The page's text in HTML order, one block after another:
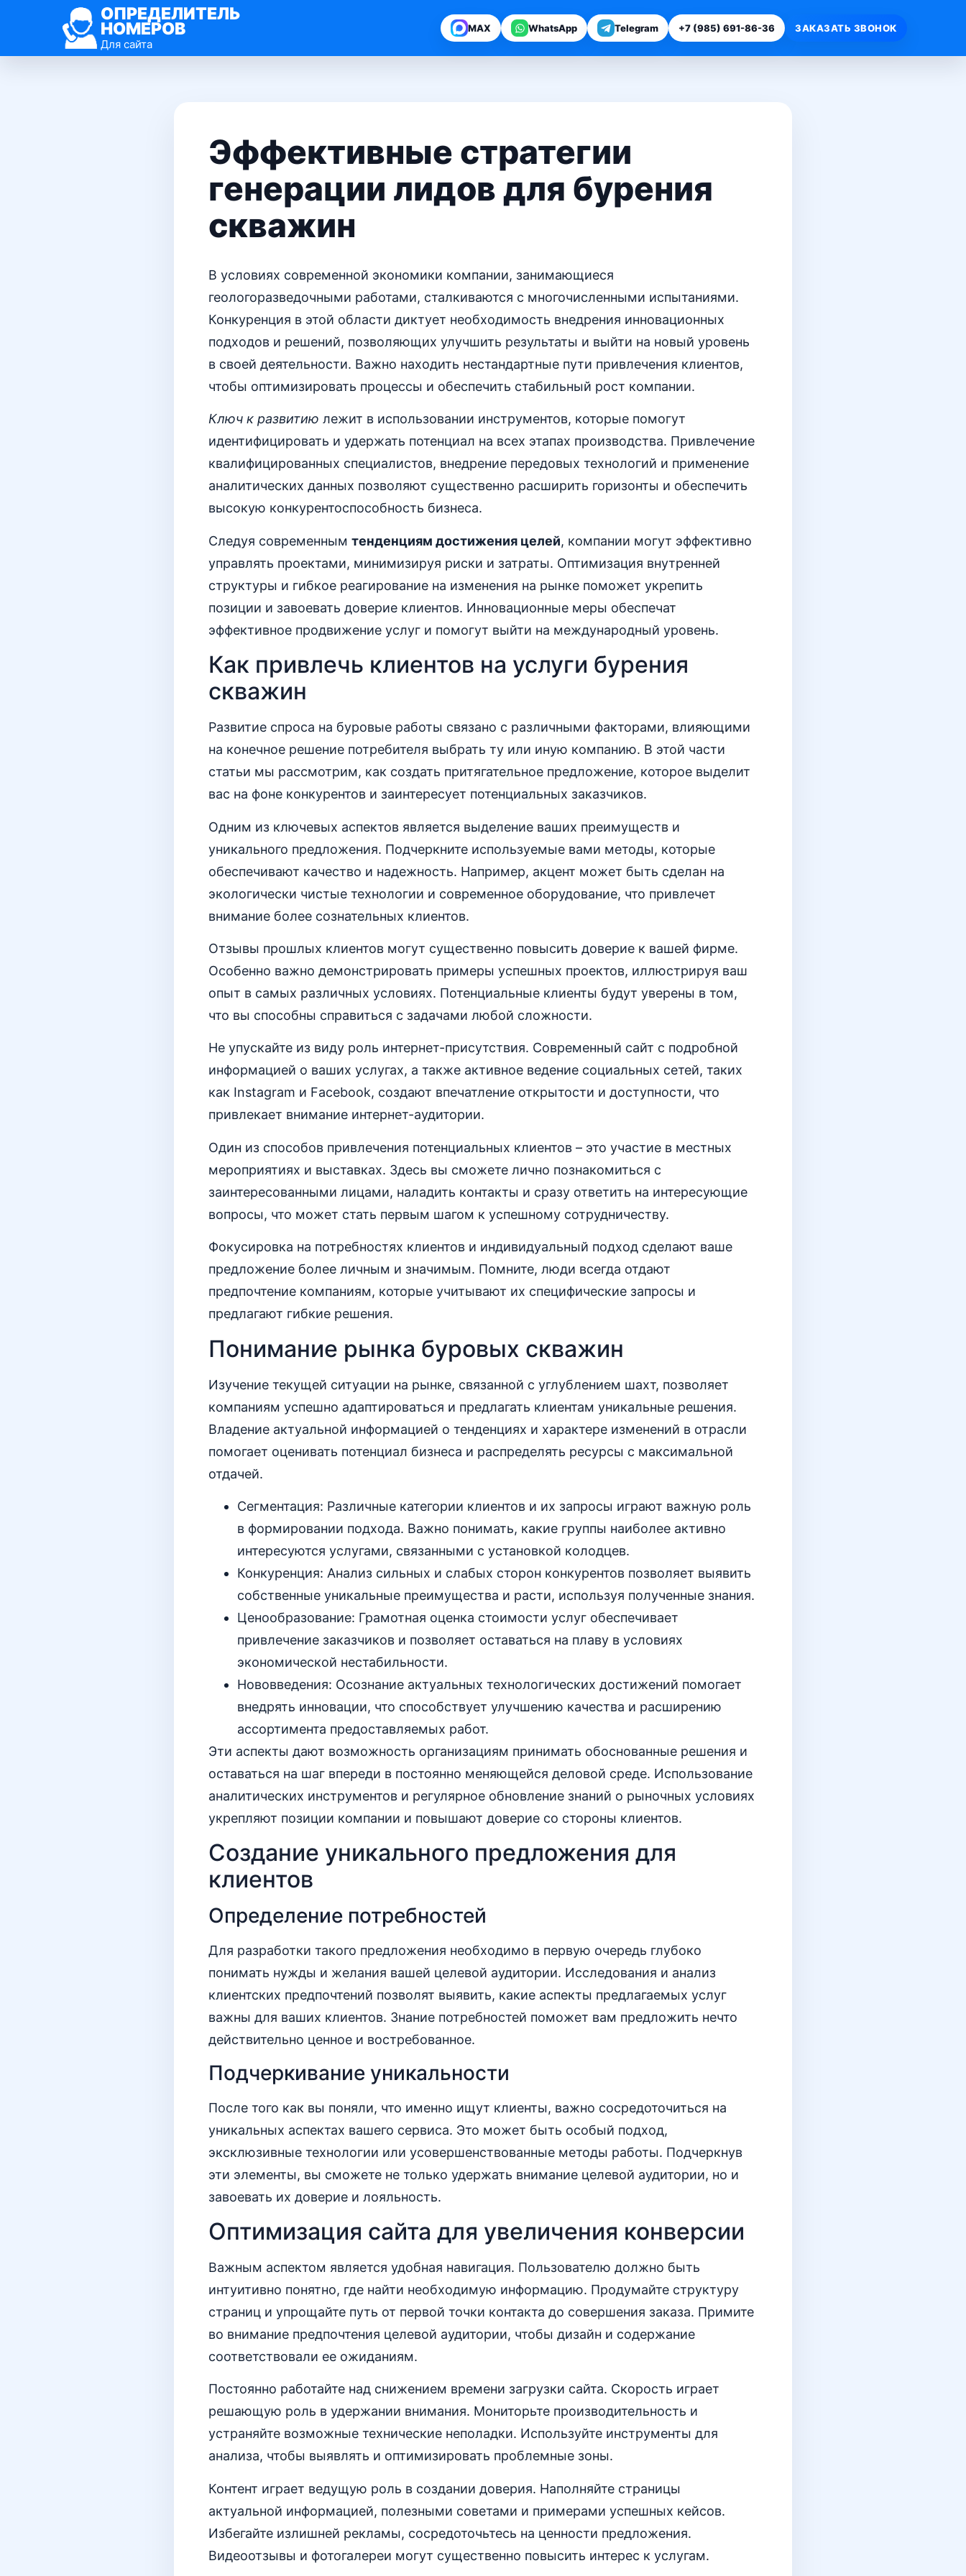
ОПРЕДЕЛИТЕЛЬ
НОМЕРОВ
Для сайта
MAX WhatsApp Telegram +7 (985) 691-86-36 ЗАКАЗАТЬ ЗВОНОК
Эффективные стратегии
генерации лидов для бурения
скважин
В условиях современной экономики компании, занимающиеся
геологоразведочными работами, сталкиваются с многочисленными испытаниями.
Конкуренция в этой области диктует необходимость внедрения инновационных
подходов и решений, позволяющих улучшить результаты и выйти на новый уровень
в своей деятельности. Важно находить нестандартные пути привлечения клиентов,
чтобы оптимизировать процессы и обеспечить стабильный рост компании.
Ключ к развитию лежит в использовании инструментов, которые помогут
идентифицировать и удержать потенциал на всех этапах производства. Привлечение
квалифицированных специалистов, внедрение передовых технологий и применение
аналитических данных позволяют существенно расширить горизонты и обеспечить
высокую конкурентоспособность бизнеса.
Следуя современным тенденциям достижения целей, компании могут эффективно
управлять проектами, минимизируя риски и затраты. Оптимизация внутренней
структуры и гибкое реагирование на изменения на рынке поможет укрепить
позиции и завоевать доверие клиентов. Инновационные меры обеспечат
эффективное продвижение услуг и помогут выйти на международный уровень.
Как привлечь клиентов на услуги бурения
скважин
Развитие спроса на буровые работы связано с различными факторами, влияющими
на конечное решение потребителя выбрать ту или иную компанию. В этой части
статьи мы рассмотрим, как создать притягательное предложение, которое выделит
вас на фоне конкурентов и заинтересует потенциальных заказчиков.
Одним из ключевых аспектов является выделение ваших преимуществ и
уникального предложения. Подчеркните используемые вами методы, которые
обеспечивают качество и надежность. Например, акцент может быть сделан на
экологически чистые технологии и современное оборудование, что привлечет
внимание более сознательных клиентов.
Отзывы прошлых клиентов могут существенно повысить доверие к вашей фирме.
Особенно важно демонстрировать примеры успешных проектов, иллюстрируя ваш
опыт в самых различных условиях. Потенциальные клиенты будут уверены в том,
что вы способны справиться с задачами любой сложности.
Не упускайте из виду роль интернет-присутствия. Современный сайт с подробной
информацией о ваших услугах, а также активное ведение социальных сетей, таких
как Instagram и Facebook, создают впечатление открытости и доступности, что
привлекает внимание интернет-аудитории.
Один из способов привлечения потенциальных клиентов – это участие в местных
мероприятиях и выставках. Здесь вы сможете лично познакомиться с
заинтересованными лицами, наладить контакты и сразу ответить на интересующие
вопросы, что может стать первым шагом к успешному сотрудничеству.
Фокусировка на потребностях клиентов и индивидуальный подход сделают ваше
предложение более личным и значимым. Помните, люди всегда отдают
предпочтение компаниям, которые учитывают их специфические запросы и
предлагают гибкие решения.
Понимание рынка буровых скважин
Изучение текущей ситуации на рынке, связанной с углублением шахт, позволяет
компаниям успешно адаптироваться и предлагать клиентам уникальные решения.
Владение актуальной информацией о тенденциях и характере изменений в отрасли
помогает оценивать потенциал бизнеса и распределять ресурсы с максимальной
отдачей.
Сегментация: Различные категории клиентов и их запросы играют важную роль
в формировании подхода. Важно понимать, какие группы наиболее активно
интересуются услугами, связанными с установкой колодцев.
Конкуренция: Анализ сильных и слабых сторон конкурентов позволяет выявить
собственные уникальные преимущества и расти, используя полученные знания.
Ценообразование: Грамотная оценка стоимости услуг обеспечивает
привлечение заказчиков и позволяет оставаться на плаву в условиях
экономической нестабильности.
Нововведения: Осознание актуальных технологических достижений помогает
внедрять инновации, что способствует улучшению качества и расширению
ассортимента предоставляемых работ.
Эти аспекты дают возможность организациям принимать обоснованные решения и
оставаться на шаг впереди в постоянно меняющейся деловой среде. Использование
аналитических инструментов и регулярное обновление знаний о рыночных условиях
укрепляют позиции компании и повышают доверие со стороны клиентов.
Создание уникального предложения для
клиентов
Определение потребностей
Для разработки такого предложения необходимо в первую очередь глубоко
понимать нужды и желания вашей целевой аудитории. Исследования и анализ
клиентских предпочтений позволят выявить, какие аспекты предлагаемых услуг
важны для ваших клиентов. Знание потребностей поможет вам предложить нечто
действительно ценное и востребованное.
Подчеркивание уникальности
После того как вы поняли, что именно ищут клиенты, важно сосредоточиться на
уникальных аспектах вашего сервиса. Это может быть особый подход,
эксклюзивные технологии или усовершенствованные методы работы. Подчеркнув
эти элементы, вы сможете не только удержать внимание целевой аудитории, но и
завоевать их доверие и лояльность.
Оптимизация сайта для увеличения конверсии
Важным аспектом является удобная навигация. Пользователю должно быть
интуитивно понятно, где найти необходимую информацию. Продумайте структуру
страниц и упрощайте путь от первой точки контакта до совершения заказа. Примите
во внимание предпочтения целевой аудитории, чтобы дизайн и содержание
соответствовали ее ожиданиям.
Постоянно работайте над снижением времени загрузки сайта. Скорость играет
решающую роль в удержании внимания. Мониторьте производительность и
устраняйте возможные технические неполадки. Используйте инструменты для
анализа, чтобы выявлять и оптимизировать проблемные зоны.
Контент играет ведущую роль в создании доверия. Наполняйте страницы
актуальной информацией, полезными советами и примерами успешных кейсов.
Избегайте излишней рекламы, сосредоточьтесь на ценности предложения.
Видеоотзывы и фотогалереи могут существенно повысить интерес к услугам.